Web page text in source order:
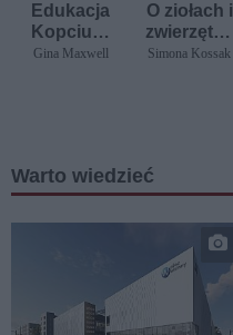
Edukacja
Kopciusz
ka
Gina Maxwell
O ziołach i
zwierzętac
h
Simona Kossak
Warto wiedzieć